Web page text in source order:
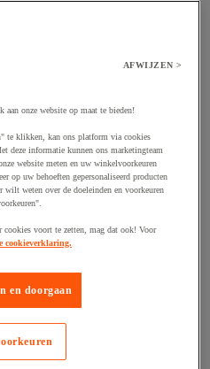
schakelpaneel
AFWIJZEN >
onze website op maat te bieden!
te klikken, kan ons platform via cookies
deze informatie kunnen ons marketingteam
website meten en uw winkelvoorkeuren
op uw behoeften gepersonaliseerd producten
wilt weten over de doeleinden en voorkeuren
cookies voort te zetten, mag dat ook! Voor
cookieverklaring.
en doorgaan